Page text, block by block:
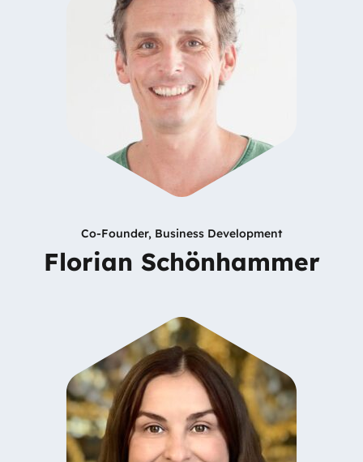
Co-Founder, Business Development
Florian Schönhammer